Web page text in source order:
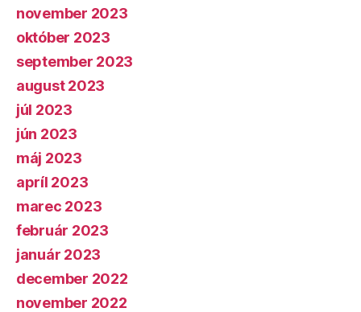
november 2023
október 2023
september 2023
august 2023
júl 2023
jún 2023
máj 2023
apríl 2023
marec 2023
február 2023
január 2023
december 2022
november 2022